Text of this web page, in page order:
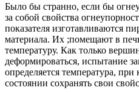
Было бы странно, если бы
за собой свойства
показателя изготавливаются
материала. Их ;помещают в
температуру. Как только
деформироваться, испытание
определяется температура, при
состоянии сохранять свои